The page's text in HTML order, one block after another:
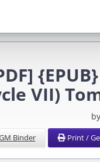
VII)
Binder Print /